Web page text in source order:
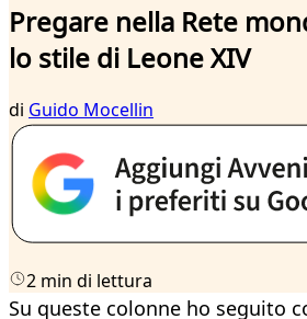
Pregare nella Rete
lo stile di Leone XIV
di Guido Mocellin
2 min di lettura
Su queste colonne ho seguito